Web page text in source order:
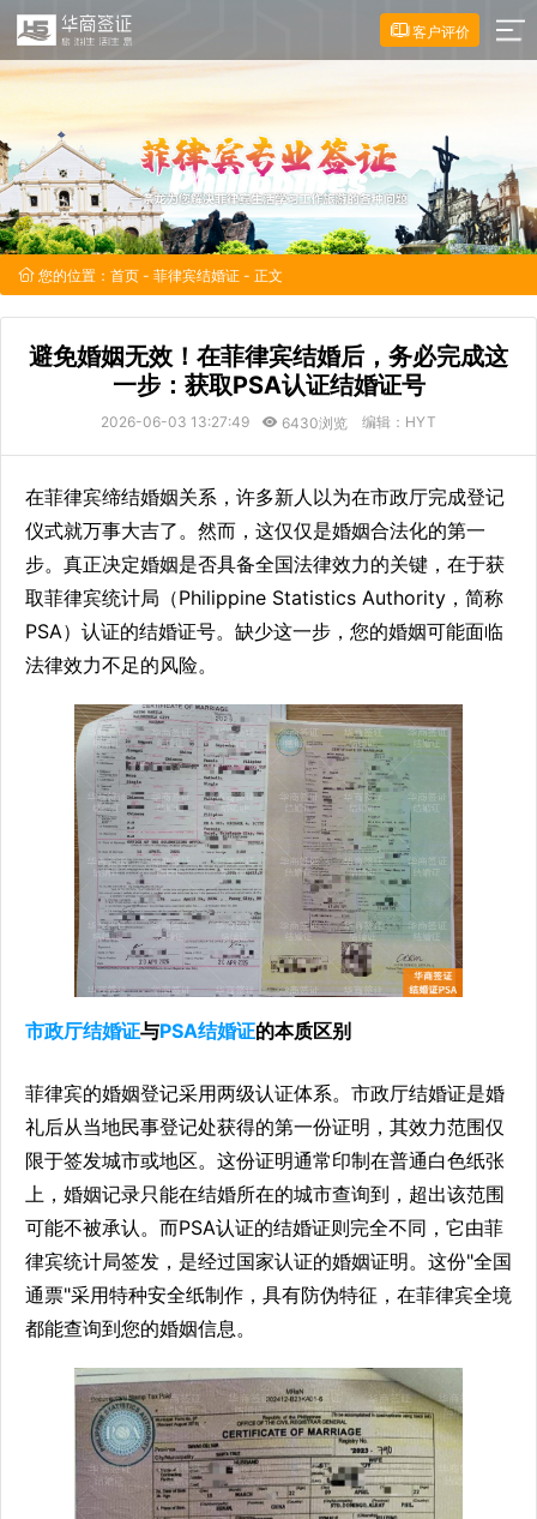
客户评价
您的位置： 首页 - 菲律宾结婚证 - 正文
避免婚姻无效！在菲律宾结婚后，务必完成这
一步：获取PSA认证结婚证号
2026-06-03 13:27:49 6430浏览 编辑：HYT
在菲律宾缔结婚姻关系，许多新人以为在市政厅完成登记
仪式就万事大吉了。然而，这仅仅是婚姻合法化的第一
步。真正决定婚姻是否具备全国法律效力的关键，在于获
取菲律宾统计局（Philippine Statistics Authority，简称
PSA）认证的结婚证号。缺少这一步，您的婚姻可能面临
法律效力不足的风险。
市政厅结婚证与PSA结婚证的本质区别
菲律宾的婚姻登记采用两级认证体系。市政厅结婚证是婚
礼后从当地民事登记处获得的第一份证明，其效力范围仅
限于签发城市或地区。这份证明通常印制在普通白色纸张
上，婚姻记录只能在结婚所在的城市查询到，超出该范围
可能不被承认。而PSA认证的结婚证则完全不同，它由菲
律宾统计局签发，是经过国家认证的婚姻证明。这份"全国
通票"采用特种安全纸制作，具有防伪特征，在菲律宾全境
都能查询到您的婚姻信息。